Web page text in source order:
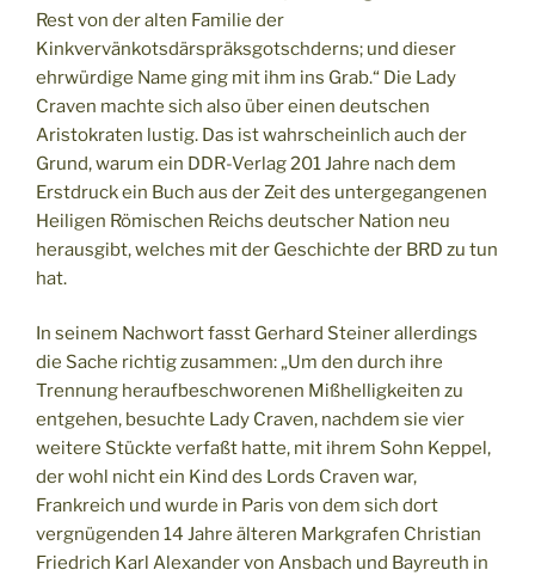
Rest von der alten Familie der
Kinkvervänkotsdärspräksgotschderns; und dieser
ehrwürdige Name ging mit ihm ins Grab.“ Die Lady
Craven machte sich also über einen deutschen
Aristokraten lustig. Das ist wahrscheinlich auch der
Grund, warum ein DDR-Verlag 201 Jahre nach dem
Erstdruck ein Buch aus der Zeit des untergegangenen
Heiligen Römischen Reichs deutscher Nation neu
herausgibt, welches mit der Geschichte der BRD zu tun
hat.
In seinem Nachwort fasst Gerhard Steiner allerdings
die Sache richtig zusammen: „Um den durch ihre
Trennung heraufbeschworenen Mißhelligkeiten zu
entgehen, besuchte Lady Craven, nachdem sie vier
weitere Stückte verfaßt hatte, mit ihrem Sohn Keppel,
der wohl nicht ein Kind des Lords Craven war,
Frankreich und wurde in Paris von dem sich dort
vergnügenden 14 Jahre älteren Markgrafen Christian
Friedrich Karl Alexander von Ansbach und Bayreuth in